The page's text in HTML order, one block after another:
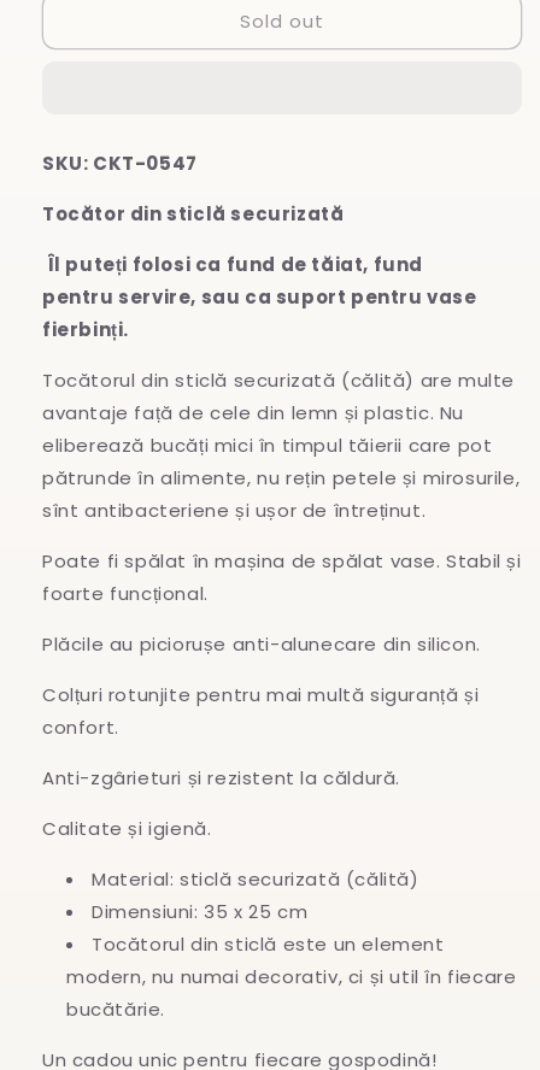
din
Tocător
din
Sold out
SKU: CKT-0547
Tocător din sticlă securizată
Îl puteți folosi ca fund de tăiat, fund
pentru servire, sau ca suport pentru vase
fierbinți.
Tocătorul din sticlă securizată (călită) are multe
avantaje față de cele din lemn și plastic. Nu
eliberează bucăți mici în timpul tăierii care pot
pătrunde în alimente, nu rețin petele și mirosurile,
sînt antibacteriene și ușor de întreținut.
Poate fi spălat în mașina de spălat vase. Stabil și
foarte funcțional.
Plăcile au piciorușe anti-alunecare din silicon.
Colțuri rotunjite pentru mai multă siguranță și
confort.
Anti-zgârieturi și rezistent la căldură.
Calitate și igienă.
Material: sticlă securizată (călită)
Dimensiuni: 35 x 25 cm
Tocătorul din sticlă este un element
modern, nu numai decorativ, ci și util în fiecare
bucătărie.
Un cadou unic pentru fiecare gospodină!